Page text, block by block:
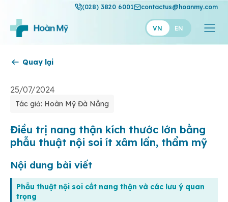
(028) 3820 6001 contactus@hoanmy.com
VN EN
Hạnh Phúc
Thuận Mỹ
Quay lại
25/07/2024
Tác giả: Hoàn Mỹ Đà Nẵng
Điều trị nang thận kích thước lớn bằng
phẫu thuật nội soi ít xâm lấn, thẩm mỹ
Nội dung bài viết
Phẫu thuật nội soi cắt nang thận và các lưu ý quan
trọng